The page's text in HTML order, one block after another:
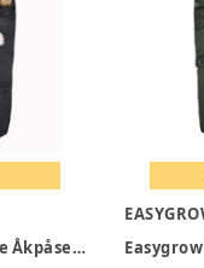
Easygrow Nature Åkpåse - Black